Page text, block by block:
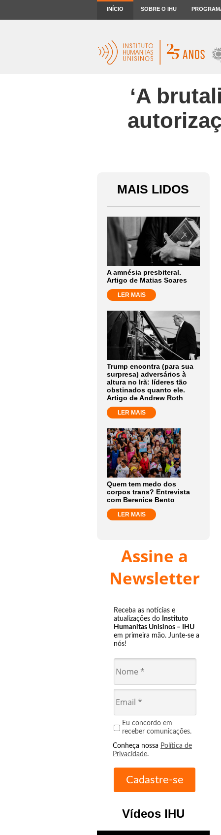
INÍCIO SOBRE O IHU
‘A
MAIS LIDOS
A amnésia presbiteral.
Artigo de Matias Soares
LER MAIS
Trump encontra (para sua
surpresa) adversários à
altura no Irã: líderes tão
obstinados quanto ele.
Artigo de Andrew Roth
LER MAIS
Quem tem medo dos
corpos trans? Entrevista
com Berenice Bento
LER MAIS
Assine a
Newsletter
Receba as notícias e
atualizações do Instituto
Humanitas Unisinos – IHU
em primeira mão. Junte-se a
nós!
Eu concordo em
receber comunicações.
Conheça nossa Política de
Privacidade.
Vídeos IHU